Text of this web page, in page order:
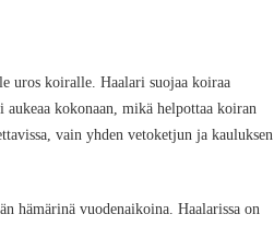
uros koiralle. Haalari suojaa koiraa
kokonaan, mikä helpottaa koiran
vain yhden vetoketjun ja kauluksen
hämärinä vuodenaikoina. Haalarissa on